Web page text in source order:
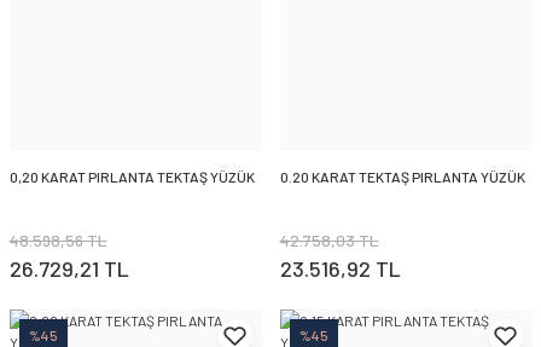
0,20 KARAT PIRLANTA TEKTAŞ YÜZÜK
48.598,56 TL
26.729,21 TL
0.20 KARAT TEKTAŞ PIRLANTA YÜZÜK
42.758,03 TL
23.516,92 TL
%45 %45